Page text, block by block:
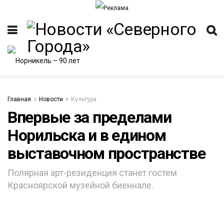
Главная Новости Культура
Впервые за пределами
Норильска и в едином
выставочном пространстве
Полярная арт-резиденция станет гостем
Красноярской музейной биеннале.